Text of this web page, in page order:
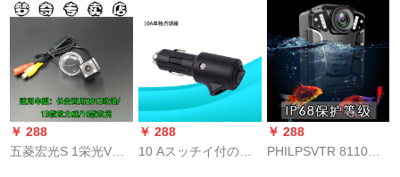
￥ 288
五菱宏光S 1栄光V自
￥ 288
10 Aスッチイ付の大
￥ 288
PHILPSVTR 8110音